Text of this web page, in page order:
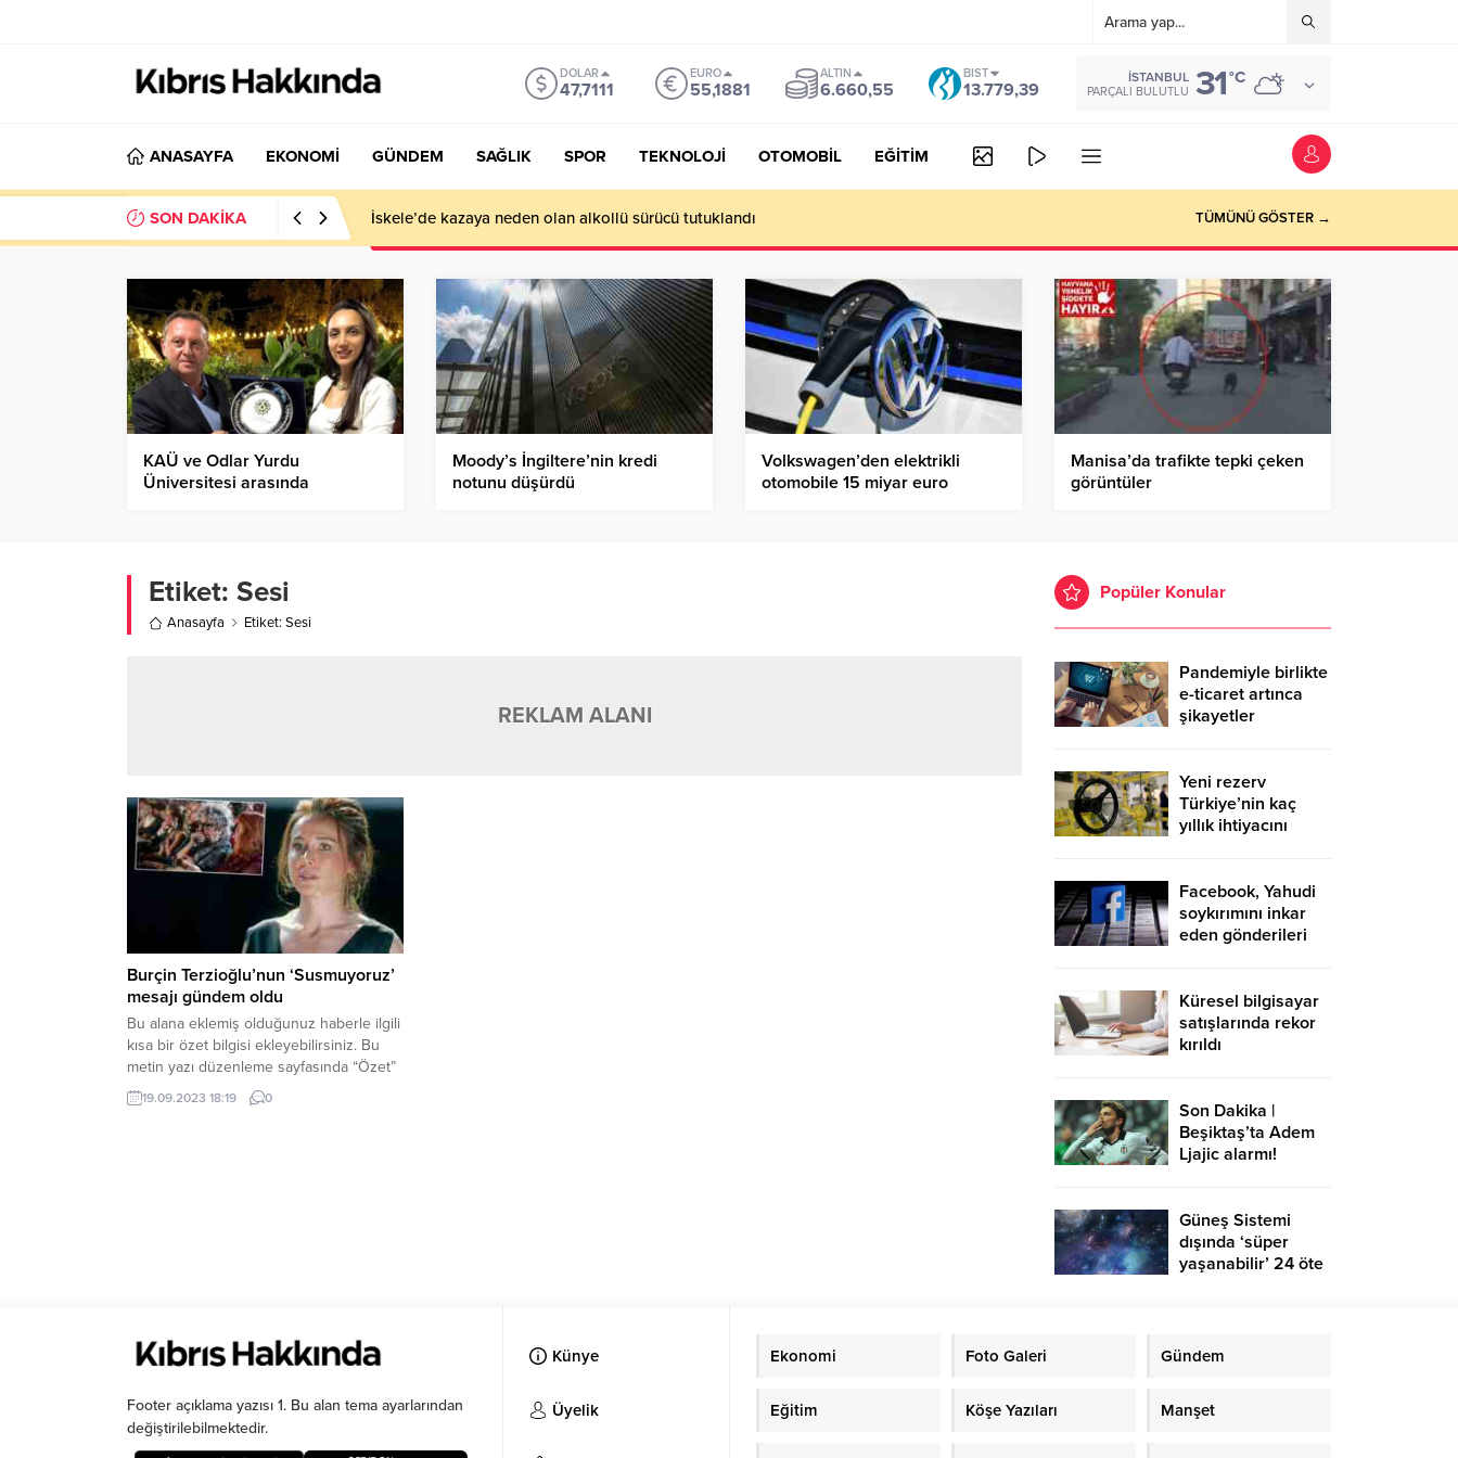
DOLAR
47,7111
EURO
55,1881
ALTIN
6.660,55
BIST
13.779,39
İSTANBUL
PARÇALI BULUTLU 31°C
ANASAYFA EKONOMİ GÜNDEM SAĞLIK SPOR TEKNOLOJİ OTOMOBİL EĞİTİM
SON DAKİKA İskele’de kazaya neden olan alkollü sürücü tutuklandı TÜMÜNÜ GÖSTER →
KAÜ ve Odlar Yurdu
Üniversitesi arasında
Moody’s İngiltere’nin kredi
notunu düşürdü
Volkswagen’den elektrikli
otomobile 15 miyar euro
Manisa’da trafikte tepki çeken
görüntüler
Etiket: Sesi
Anasayfa Etiket: Sesi
REKLAM ALANI
Burçin Terzioğlu’nun ‘Susmuyoruz’
mesajı gündem oldu
Bu alana eklemiş olduğunuz haberle ilgili
kısa bir özet bilgisi ekleyebilirsiniz. Bu
metin yazı düzenleme sayfasında “Özet”
bölümünden eklenebilir. Özet
eklenmişse başlık altında kalın olarak bu
19.09.2023 18:19 0
Popüler Konular
Pandemiyle birlikte
e-ticaret artınca
şikayetler
Yeni rezerv
Türkiye’nin kaç
yıllık ihtiyacını
Facebook, Yahudi
soykırımını inkar
eden gönderileri
Küresel bilgisayar
satışlarında rekor
kırıldı
Son Dakika |
Beşiktaş’ta Adem
Ljajic alarmı!
Güneş Sistemi
dışında ‘süper
yaşanabilir’ 24 öte
Footer açıklama yazısı 1. Bu alan tema ayarlarından
değiştirilebilmektedir.
Künye
Üyelik
Ekonomi Foto Galeri Gündem
Eğitim Köşe Yazıları Manşet